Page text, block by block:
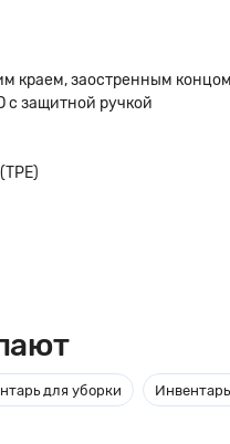
краем, заостренным концом
с защитной ручкой
для уборки